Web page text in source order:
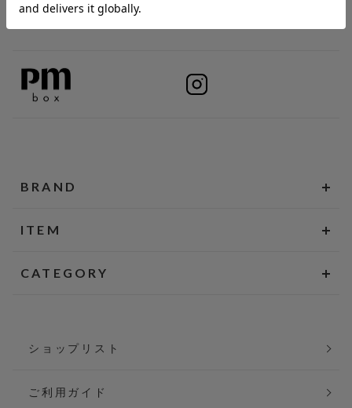
BRAND
ITEM
CATEGORY
ショップリスト
ご利用ガイド